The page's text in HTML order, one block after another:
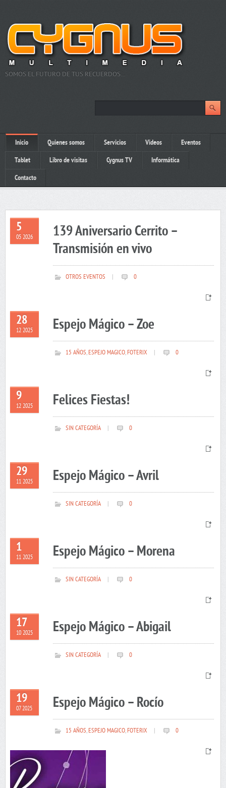
SOMOS EL FUTURO DE TUS RECUERDOS…
Inicio Quienes somos Servicios Videos Eventos
Tablet Libro de visitas Cygnus TV Informática
Contacto
5
05 2026
139 Aniversario Cerrito –
Transmisión en vivo
OTROS EVENTOS 0
28
12 2025 Espejo Mágico – Zoe
15 AÑOS,ESPEJO MAGICO,FOTERIX 0
9
12 2025 Felices Fiestas!
SIN CATEGORÍA 0
29
11 2025 Espejo Mágico – Avril
SIN CATEGORÍA 0
1
11 2025 Espejo Mágico – Morena
SIN CATEGORÍA 0
17
10 2025 Espejo Mágico – Abigail
SIN CATEGORÍA 0
19
07 2025 Espejo Mágico – Rocío
15 AÑOS,ESPEJO MAGICO,FOTERIX 0